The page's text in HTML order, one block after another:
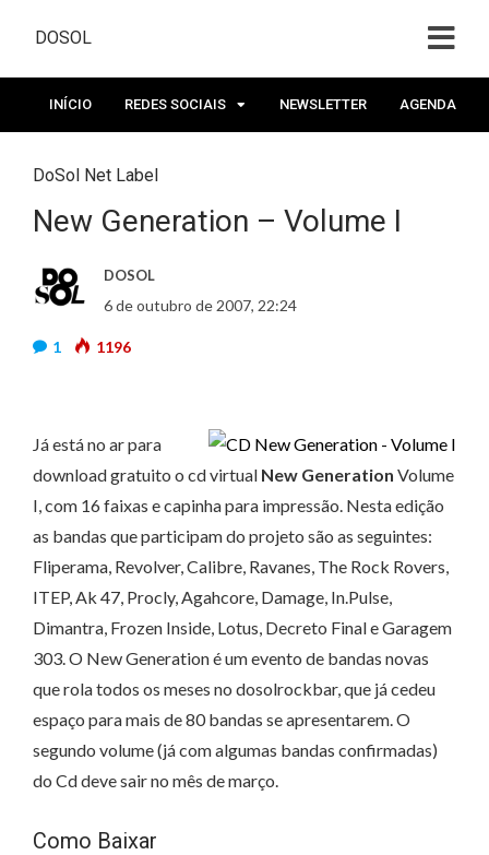
DOSOL
INÍCIO REDES SOCIAIS NEWSLETTER AGENDA
DoSol Net Label
New Generation – Volume I
DOSOL
6 de outubro de 2007, 22:24
1 1196
Já está no ar para
download gratuito o cd virtual New Generation Volume
I, com 16 faixas e capinha para impressão. Nesta edição
as bandas que participam do projeto são as seguintes:
Fliperama, Revolver, Calibre, Ravanes, The Rock Rovers,
ITEP, Ak 47, Procly, Agahcore, Damage, In.Pulse,
Dimantra, Frozen Inside, Lotus, Decreto Final e Garagem
303. O New Generation é um evento de bandas novas
que rola todos os meses no dosolrockbar, que já cedeu
espaço para mais de 80 bandas se apresentarem. O
segundo volume (já com algumas bandas confirmadas)
do Cd deve sair no mês de março.
Como Baixar